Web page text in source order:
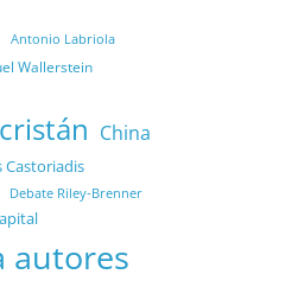
Antonio Labriola
Wallerstein
China
Castoriadis
Debate Riley-Brenner
autores